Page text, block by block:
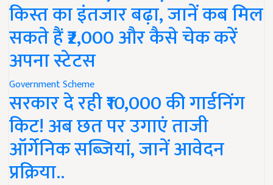
किस्त का इंतजार बढ़ा, जानें कब मिल
सकते हैं ₹2,000 और कैसे चेक करें
अपना स्टेटस
Government Scheme
सरकार दे रही ₹10,000 की गार्डनिंग
किट! अब छत पर उगाएं ताजी
ऑर्गेनिक सब्जियां, जानें आवेदन
प्रक्रिया..